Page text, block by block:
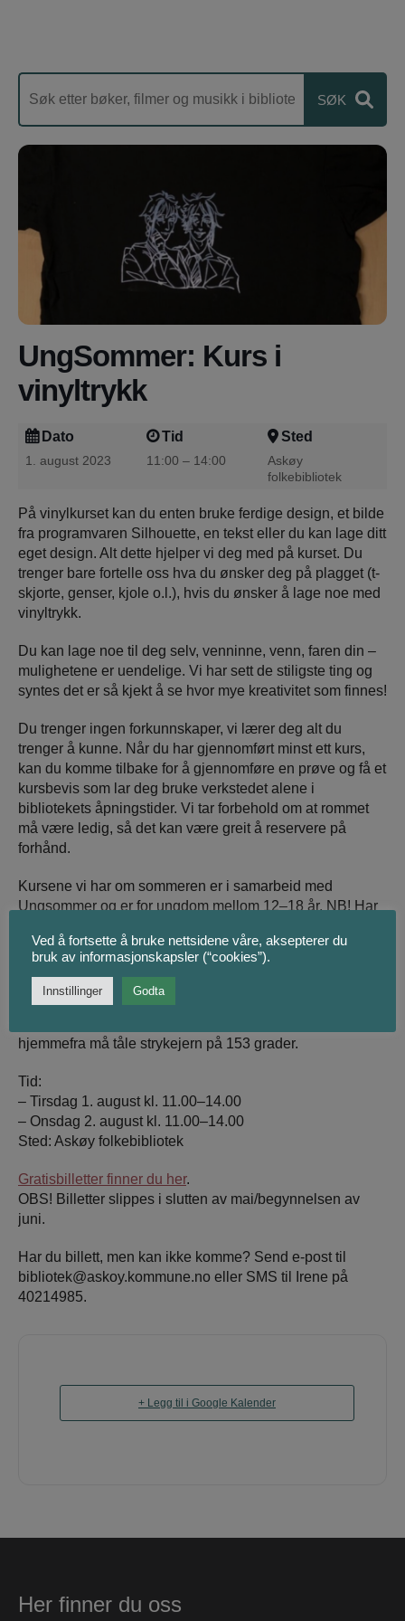
UngSommer: Kurs i
vinyltrykk
Dato
1. august 2023
Tid
11:00 – 14:00
Sted
Askøy
folkebibliotek
På vinylkurset kan du enten bruke ferdige design, et bilde
fra programvaren Silhouette, en tekst eller du kan lage ditt
eget design. Alt dette hjelper vi deg med på kurset. Du
trenger bare fortelle oss hva du ønsker deg på plagget (t-
skjorte, genser, kjole o.l.), hvis du ønsker å lage noe med
vinyltrykk.
Du kan lage noe til deg selv, venninne, venn, faren din –
mulighetene er uendelige. Vi har sett de stiligste ting og
syntes det er så kjekt å se hvor mye kreativitet som finnes!
Du trenger ingen forkunnskaper, vi lærer deg alt du
trenger å kunne. Når du har gjennomført minst ett kurs,
kan du komme tilbake for å gjennomføre en prøve og få et
kursbevis som lar deg bruke verkstedet alene i
bibliotekets åpningstider. Vi tar forbehold om at rommet
må være ledig, så det kan være greit å reservere på
forhånd.
Kursene vi har om sommeren er i samarbeid med
Ungsommer og er for ungdom mellom 12–18 år. NB! Har
kan dere melde dere på sammen. For andre kreative
voksne, så har vi kurs for alle til høsten igjen.
På kurset kan du få en t-skjorte eller et bærenett til å
hjemmefra må tåle strykejern på 153 grader.
Tid:
– Tirsdag 1. august kl. 11.00–14.00
– Onsdag 2. august kl. 11.00–14.00
Sted: Askøy folkebibliotek
Gratisbilletter finner du her.
OBS! Billetter slippes i slutten av mai/begynnelsen av
juni.
Har du billett, men kan ikke komme? Send e-post til
bibliotek@askoy.kommune.no eller SMS til Irene på
40214985.
+ Legg til i Google Kalender
Her finner du oss
Ved å fortsette å bruke nettsidene våre, aksepterer du
bruk av informasjonskapsler (“cookies”).
Innstillinger Godta